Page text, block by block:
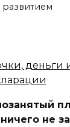
развитием
не